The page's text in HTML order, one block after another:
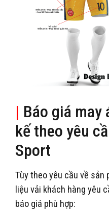
| Báo giá
kế theo yêu
Sport
Tùy theo yêu cầu về sản
liệu vải khách hàng yêu
báo giá phù hợp: